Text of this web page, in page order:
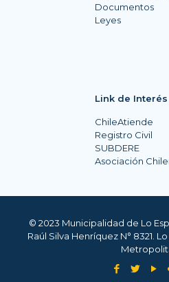
Documentos
Leyes
Link de Interés
ChileAtiende
Registro Civil
SUBDERE
Asociación
© 2023 Municipalidad de Lo
Raúl Silva Henríquez N° 8321.